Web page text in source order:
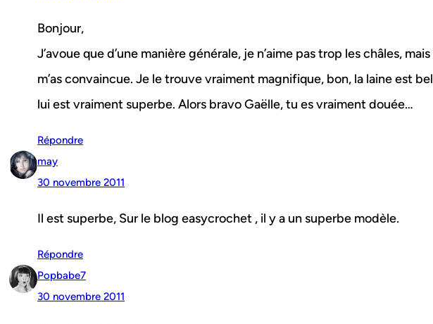
Bonjour,
J’avoue que d’une manière générale, je n’aime pas trop les châles,
m’as convaincue. Je le trouve vraiment magnifique, bon, la laine est
lui est vraiment superbe. Alors bravo Gaëlle, tu es vraiment douée…
Répondre
may
30 novembre 2011
Il est superbe, Sur le blog easycrochet , il y a un superbe modèle.
Répondre
Popbabe7
30 novembre 2011